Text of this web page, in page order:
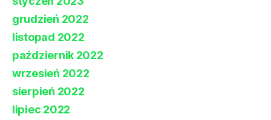
grudzień 2022
listopad 2022
październik 2022
wrzesień 2022
sierpień 2022
lipiec 2022